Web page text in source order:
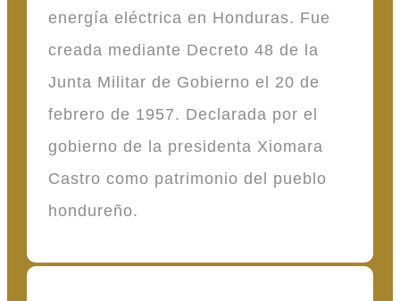
energía eléctrica en Honduras. Fue
creada mediante Decreto 48 de la
Junta Militar de Gobierno el 20 de
febrero de 1957. Declarada por el
gobierno de la presidenta Xiomara
Castro como patrimonio del pueblo
hondureño.